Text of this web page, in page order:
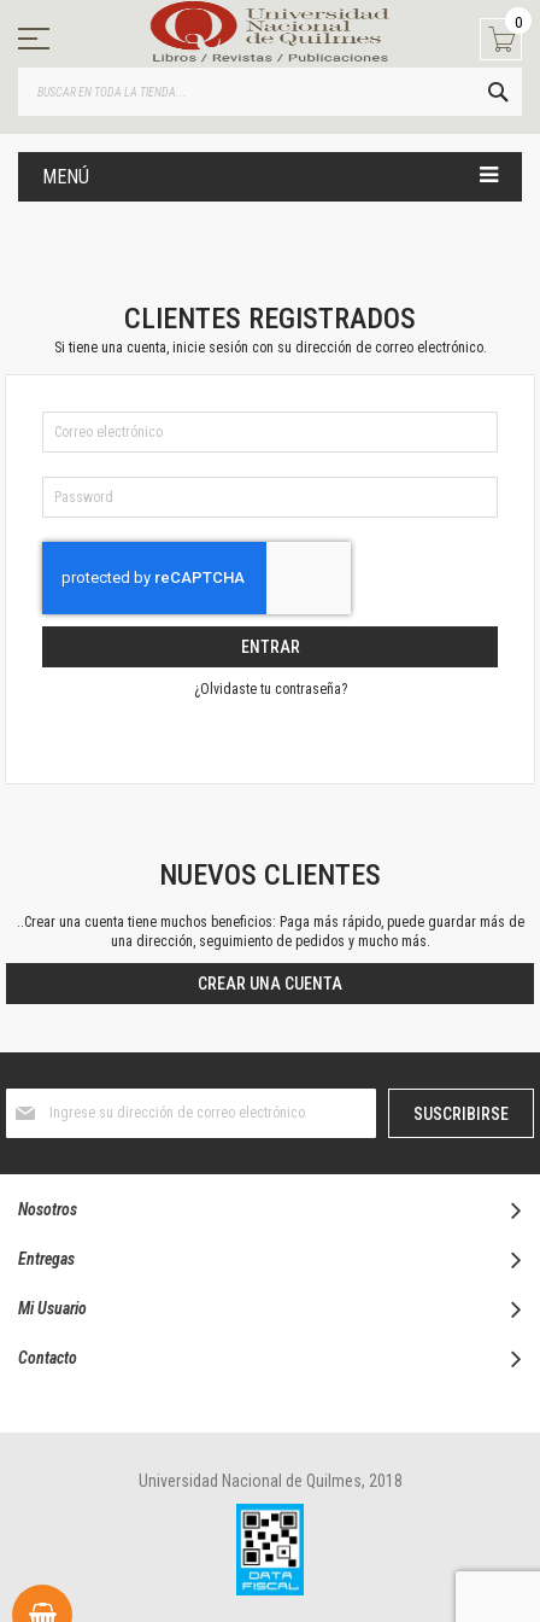
contenido
0
MENÚ
CLIENTES REGISTRADOS
Si tiene una cuenta, inicie sesión con su dirección de correo electrónico.
ENTRAR
¿Olvidaste tu contraseña?
NUEVOS CLIENTES
..Crear una cuenta tiene muchos beneficios: Paga más rápido, puede guardar más de
una dirección, seguimiento de pedidos y mucho más.
CREAR UNA CUENTA
boletín
SUSCRIBIRSE
Nosotros
Entregas
Mi Usuario
Contacto
Universidad Nacional de Quilmes, 2018